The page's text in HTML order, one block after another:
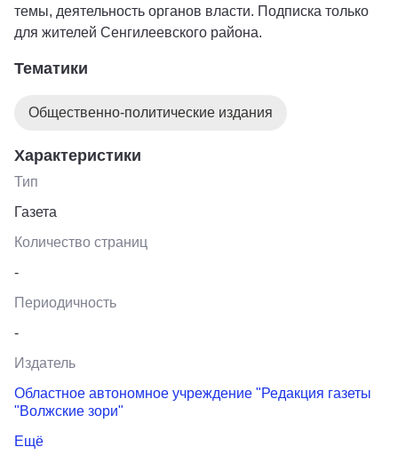
темы, деятельность органов власти. Подписка только
для жителей Сенгилеевского района.
Тематики
Общественно-политические издания
Характеристики
Тип
Газета
Количество страниц
-
Периодичность
-
Издатель
Областное автономное учреждение "Редакция газеты
"Волжские зори"
Ещё